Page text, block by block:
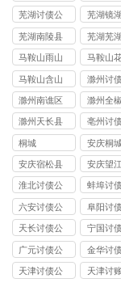
讨债公司
讨债公
芜湖讨债公
司
芜湖镜
讨债公
芜湖南陵县
讨债公司
芜湖芜
讨债公
马鞍山雨山
区讨债公司
马鞍山
区讨债
马鞍山含山
县讨债公司
滁州讨
司
滁州南谯区
讨债公司
滁州全
讨债公司
滁州天长县
讨债公司
亳州讨
司
桐城
安庆桐
讨债公司
安庆宿松县
讨债公司
安庆望
讨债公司
淮北讨债公
司
蚌埠讨
司
六安讨债公
司
阜阳讨
司
天长讨债公
司
宁国讨
司
广元讨债公
司
金华讨
司
天津讨债公
天津讨